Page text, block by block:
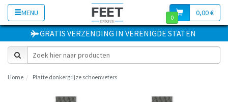
MENU 0,00 €
0
GRATIS VERZENDING IN VERENIGDE STATEN
Home Platte donkergrijze schoenveters